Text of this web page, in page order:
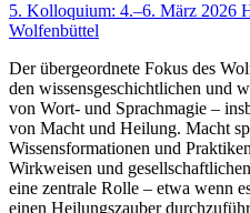
5. Kolloquium: 4.–6. März 2026
Wolfenbüttel
Der übergeordnete Fokus des
den wissensgeschichtlichen und
von Wort- und Sprachmagie –
von Macht und Heilung. Macht
Wissensformationen und
Wirkweisen und
eine zentrale Rolle – etwa wenn
einen Heilungszauber